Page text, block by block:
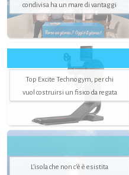
condivisa ha un mare di vantaggi
Top Excite Technogym, per chi
vuol costruirsi un fisico da regata
L’isola che non c'è è esistita